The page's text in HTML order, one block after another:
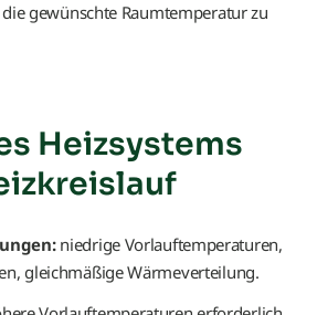
gewünschte Raumtemperatur zu
Heizsystems
niedrige Vorlauftemperaturen,
gleichmäßige Wärmeverteilung.